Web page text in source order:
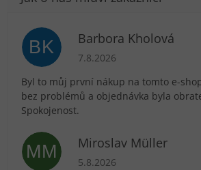
BK Barbora Kholová
Hodnocení obchodu je 5 z
7.8.2026
Byl to můj první nákup na tomto e-
bez problémů a objednávka byla
Spokojenost.
MM Miroslav Müller
Hodnocení obchodu je 5 z
5.8.2026